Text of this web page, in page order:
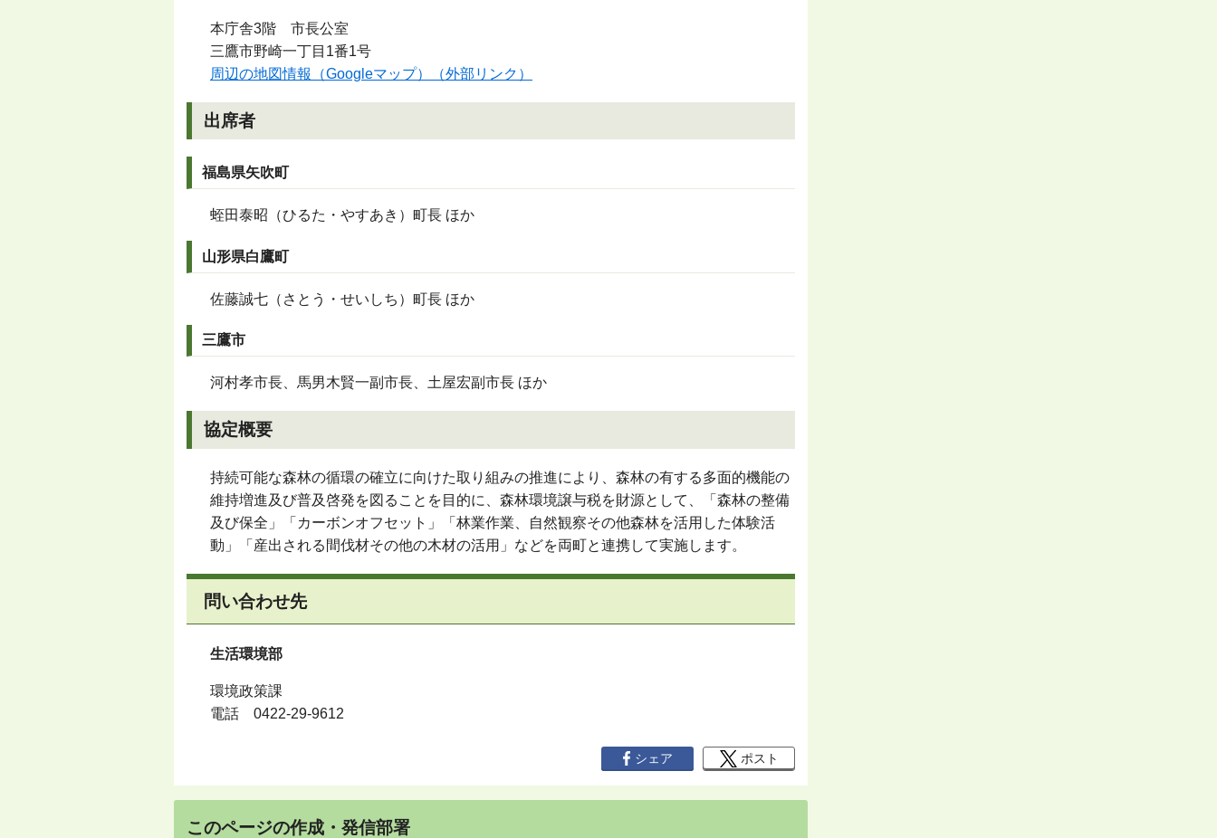
本庁舎3階 市長公室
三鷹市野崎一丁目1番1号
周辺の地図情報（Googleマップ）（外部リンク）
出席者
福島県矢吹町
蛭田泰昭（ひるた・やすあき）町長 ほか
山形県白鷹町
佐藤誠七（さとう・せいしち）町長 ほか
三鷹市
河村孝市長、馬男木賢一副市長、土屋宏副市長 ほか
協定概要
持続可能な森林の循環の確立に向けた取り組みの推進により、森林の有する多面的機能の
維持増進及び普及啓発を図ることを目的に、森林環境譲与税を財源として、「森林の整備
及び保全」「カーボンオフセット」「林業作業、自然観察その他森林を活用した体験活
動」「産出される間伐材その他の木材の活用」などを両町と連携して実施します。
問い合わせ先
生活環境部
環境政策課
電話 0422-29-9612
シェア ポスト
このページの作成・発信部署